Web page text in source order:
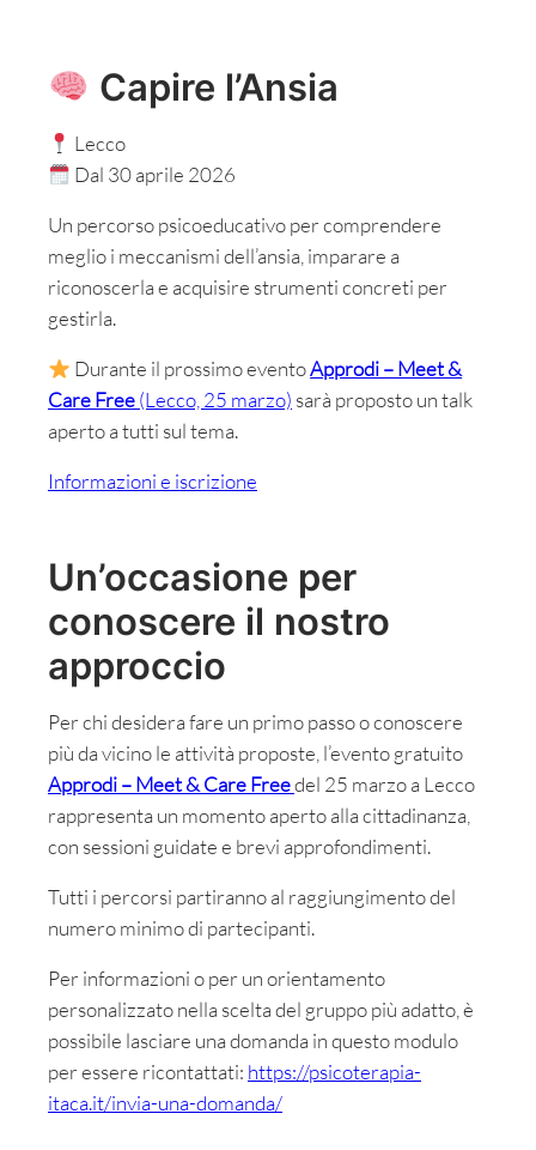
Capire l’Ansia
Lecco
Dal 30 aprile 2026
Un percorso psicoeducativo per comprendere
meglio i meccanismi dell’ansia, imparare a
riconoscerla e acquisire strumenti concreti per
gestirla.
Durante il prossimo eventoApprodi – Meet &
Care Free(Lecco, 25 marzo) sarà proposto un talk
aperto a tutti sul tema.
Informazioni e iscrizione
Un’occasione per
conoscere il nostro
approccio
Per chi desidera fare un primo passo o conoscere
più da vicino le attività proposte, l’evento gratuito
Approdi – Meet & Care Freedel 25 marzo a Lecco
rappresenta un momento aperto alla cittadinanza,
con sessioni guidate e brevi approfondimenti.
Tutti i percorsi partiranno al raggiungimento del
numero minimo di partecipanti.
Per informazioni o per un orientamento
personalizzato nella scelta del gruppo più adatto, è
possibile lasciare una domanda in questo modulo
per essere ricontattati: https://psicoterapia-
itaca.it/invia-una-domanda/